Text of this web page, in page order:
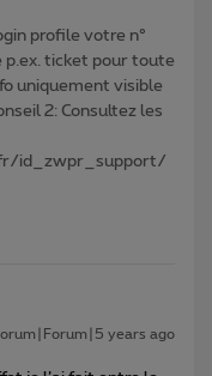
profile votre n°
p.ex. ticket pour toute
uniquement visible
2: Consultez les
id_zwpr_support/
years ago